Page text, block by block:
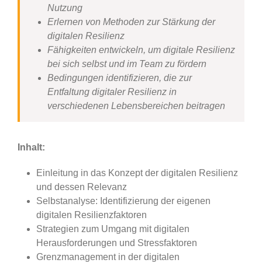
Nutzung
Erlernen von Methoden zur Stärkung der
digitalen Resilienz
Fähigkeiten entwickeln, um digitale Resilienz
bei sich selbst und im Team zu fördern
Bedingungen identifizieren, die zur
Entfaltung digitaler Resilienz in
verschiedenen Lebensbereichen beitragen
Inhalt:
Einleitung in das Konzept der digitalen Resilienz
und dessen Relevanz
Selbstanalyse: Identifizierung der eigenen
digitalen Resilienzfaktoren
Strategien zum Umgang mit digitalen
Herausforderungen und Stressfaktoren
Grenzmanagement in der digitalen